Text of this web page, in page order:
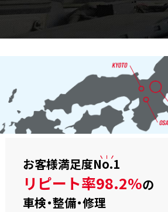
お客様満足度No.1
リピート率98.2%の
車検・整備・修理